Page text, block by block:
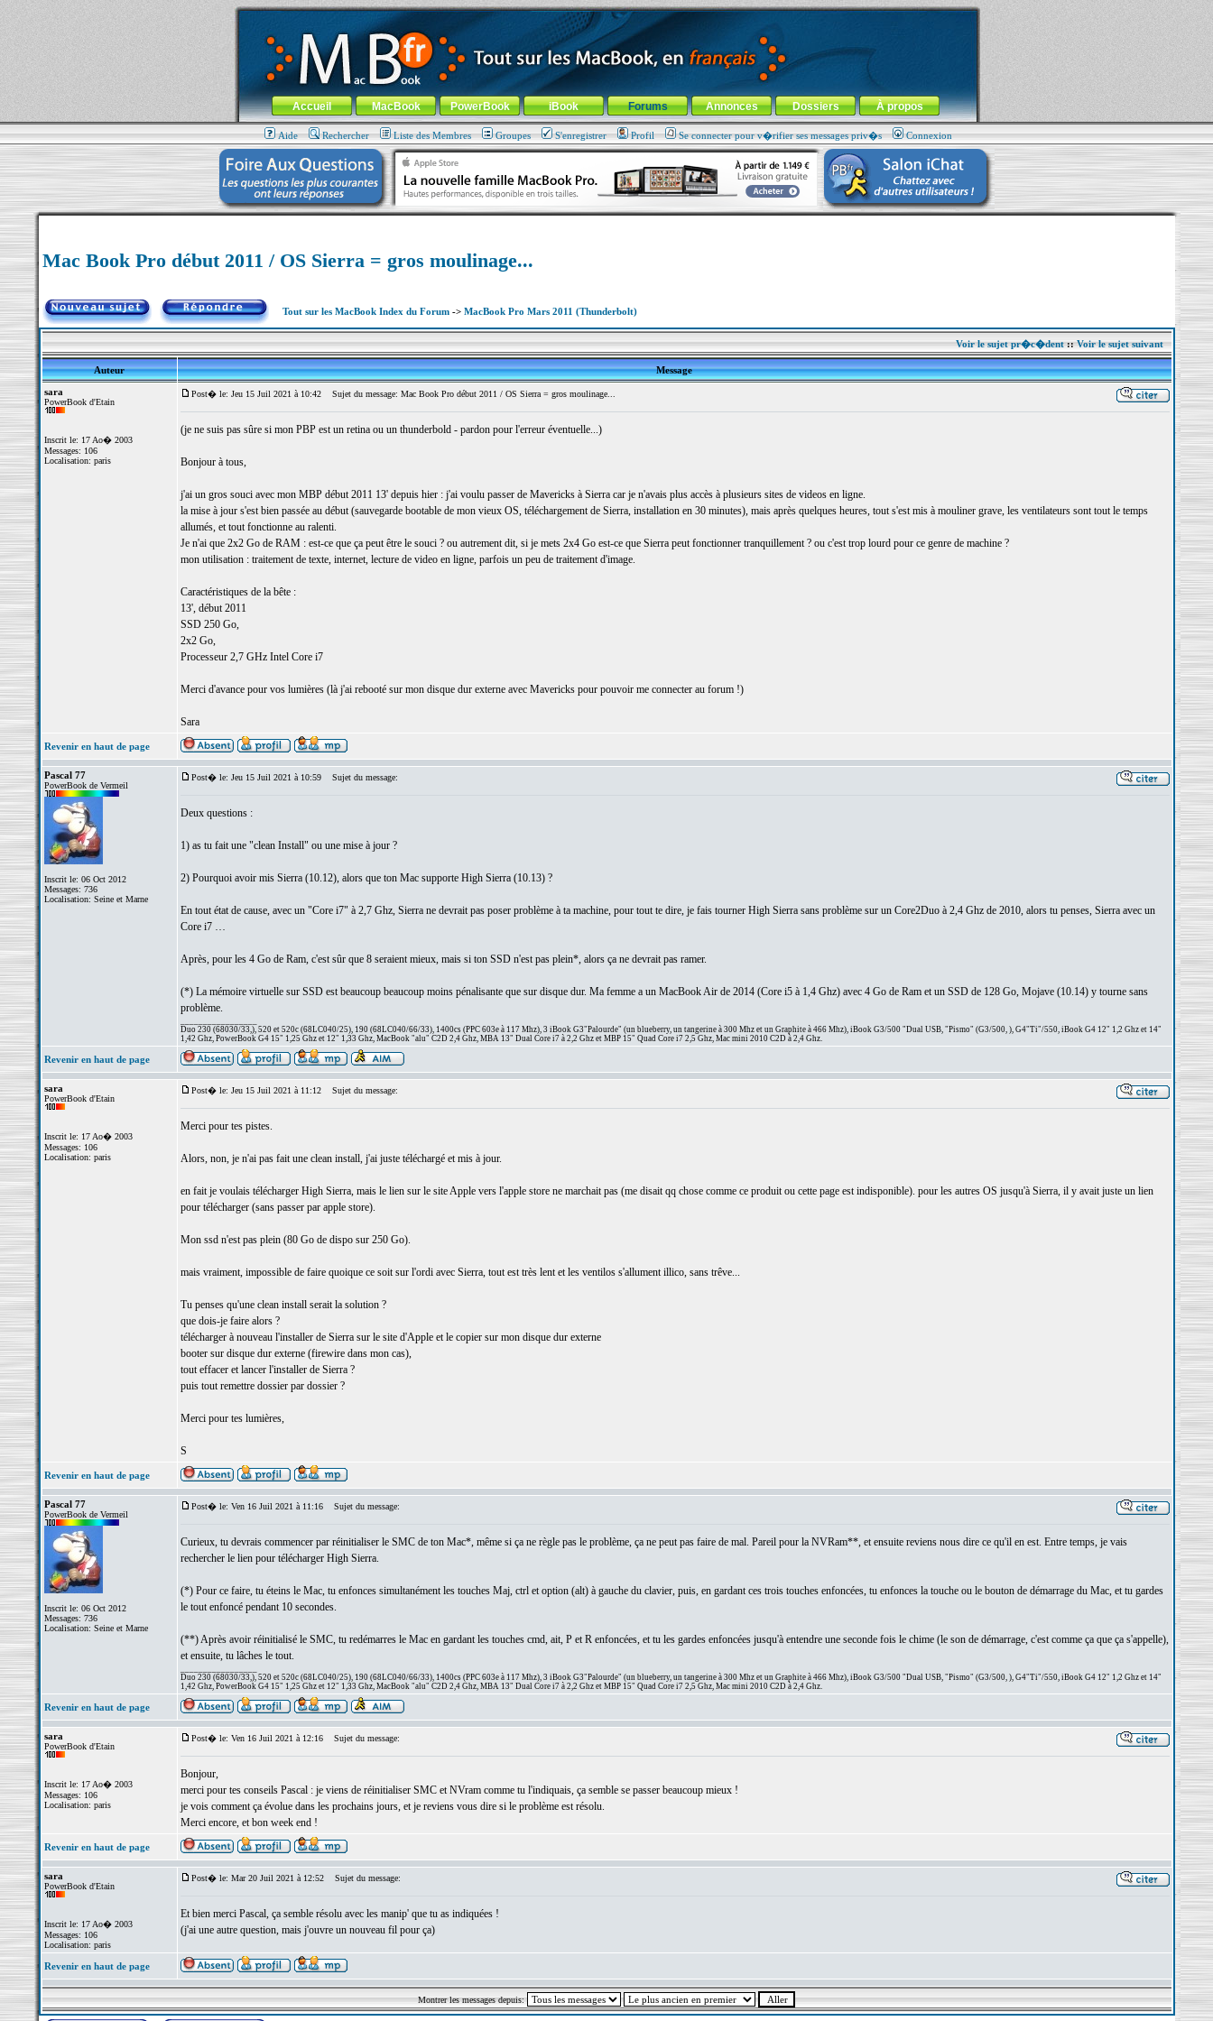
MacBook-fr.com : 100% Apple... 100% nomade !
Aller au contenu-Aller au menu général-Aller au menu de la rubrique
Menu général
Accueil MacBook PowerBook iBook Forums Annonces Dossiers À propos
Aide Rechercher Liste des Membres Groupes S'enregistrer Profil Se connecter pour v�rifier ses messages priv�s Connexion
Mac Book Pro début 2011 / OS Sierra = gros moulinage...
Tout sur les MacBook Index du Forum-> MacBook Pro Mars 2011 (Thunderbolt)
Voir le sujet pr�c�dent::Voir le sujet suivant
Auteur
Message
sara
PowerBook d'Etain
Inscrit le: 17 Ao� 2003
Messages: 106
Localisation: paris
Post� le: Jeu 15 Juil 2021 à 10:42 Sujet du message: Mac Book Pro début 2011 / OS Sierra = gros moulinage...
(je ne suis pas sûre si mon PBP est un retina ou un thunderbold - pardon pour l'erreur éventuelle...)
Bonjour à tous,
j'ai un gros souci avec mon MBP début 2011 13' depuis hier : j'ai voulu passer de Mavericks à Sierra car je n'avais plus accès à plusieurs sites de videos en ligne.
la mise à jour s'est bien passée au début (sauvegarde bootable de mon vieux OS, téléchargement de Sierra, installation en 30 minutes), mais après quelques heures, tout s'est mis à mouliner grave, les ventilateurs sont tout le temps
allumés, et tout fonctionne au ralenti.
Je n'ai que 2x2 Go de RAM : est-ce que ça peut être le souci ? ou autrement dit, si je mets 2x4 Go est-ce que Sierra peut fonctionner tranquillement ? ou c'est trop lourd pour ce genre de machine ?
mon utilisation : traitement de texte, internet, lecture de video en ligne, parfois un peu de traitement d'image.
Caractéristiques de la bête :
13', début 2011
SSD 250 Go,
2x2 Go,
Processeur 2,7 GHz Intel Core i7
Merci d'avance pour vos lumières (là j'ai rebooté sur mon disque dur externe avec Mavericks pour pouvoir me connecter au forum !)
Sara
Revenir en haut de page
Pascal 77
PowerBook de Vermeil
Inscrit le: 06 Oct 2012
Messages: 736
Localisation: Seine et Marne
Post� le: Jeu 15 Juil 2021 à 10:59 Sujet du message:
Deux questions :
1) as tu fait une "clean Install" ou une mise à jour ?
2) Pourquoi avoir mis Sierra (10.12), alors que ton Mac supporte High Sierra (10.13) ?
En tout état de cause, avec un "Core i7" à 2,7 Ghz, Sierra ne devrait pas poser problème à ta machine, pour tout te dire, je fais tourner High Sierra sans problème sur un Core2Duo à 2,4 Ghz de 2010, alors tu penses, Sierra avec un
Core i7 …
Après, pour les 4 Go de Ram, c'est sûr que 8 seraient mieux, mais si ton SSD n'est pas plein*, alors ça ne devrait pas ramer.
(*) La mémoire virtuelle sur SSD est beaucoup beaucoup moins pénalisante que sur disque dur. Ma femme a un MacBook Air de 2014 (Core i5 à 1,4 Ghz) avec 4 Go de Ram et un SSD de 128 Go, Mojave (10.14) y tourne sans
problème.
Duo 230 (68030/33,), 520 et 520c (68LC040/25), 190 (68LC040/66/33), 1400cs (PPC 603e à 117 Mhz), 3 iBook G3"Palourde" (un blueberry, un tangerine à 300 Mhz et un Graphite à 466 Mhz), iBook G3/500 "Dual USB, "Pismo" (G3/500, ), G4"Ti"/550, iBook G4 12" 1,2 Ghz et 14"
1,42 Ghz, PowerBook G4 15" 1,25 Ghz et 12" 1,33 Ghz, MacBook "alu" C2D 2,4 Ghz, MBA 13" Dual Core i7 à 2,2 Ghz et MBP 15" Quad Core i7 2,5 Ghz, Mac mini 2010 C2D à 2,4 Ghz.
Revenir en haut de page
sara
PowerBook d'Etain
Inscrit le: 17 Ao� 2003
Messages: 106
Localisation: paris
Post� le: Jeu 15 Juil 2021 à 11:12 Sujet du message:
Merci pour tes pistes.
Alors, non, je n'ai pas fait une clean install, j'ai juste téléchargé et mis à jour.
en fait je voulais télécharger High Sierra, mais le lien sur le site Apple vers l'apple store ne marchait pas (me disait qq chose comme ce produit ou cette page est indisponible). pour les autres OS jusqu'à Sierra, il y avait juste un lien
pour télécharger (sans passer par apple store).
Mon ssd n'est pas plein (80 Go de dispo sur 250 Go).
mais vraiment, impossible de faire quoique ce soit sur l'ordi avec Sierra, tout est très lent et les ventilos s'allument illico, sans trêve...
Tu penses qu'une clean install serait la solution ?
que dois-je faire alors ?
télécharger à nouveau l'installer de Sierra sur le site d'Apple et le copier sur mon disque dur externe
booter sur disque dur externe (firewire dans mon cas),
tout effacer et lancer l'installer de Sierra ?
puis tout remettre dossier par dossier ?
Merci pour tes lumières,
S
Revenir en haut de page
Pascal 77
PowerBook de Vermeil
Inscrit le: 06 Oct 2012
Messages: 736
Localisation: Seine et Marne
Post� le: Ven 16 Juil 2021 à 11:16 Sujet du message:
Curieux, tu devrais commencer par réinitialiser le SMC de ton Mac*, même si ça ne règle pas le problème, ça ne peut pas faire de mal. Pareil pour la NVRam**, et ensuite reviens nous dire ce qu'il en est. Entre temps, je vais
rechercher le lien pour télécharger High Sierra.
(*) Pour ce faire, tu éteins le Mac, tu enfonces simultanément les touches Maj, ctrl et option (alt) à gauche du clavier, puis, en gardant ces trois touches enfoncées, tu enfonces la touche ou le bouton de démarrage du Mac, et tu gardes
le tout enfoncé pendant 10 secondes.
(**) Après avoir réinitialisé le SMC, tu redémarres le Mac en gardant les touches cmd, ait, P et R enfoncées, et tu les gardes enfoncées jusqu'à entendre une seconde fois le chime (le son de démarrage, c'est comme ça que ça s'appelle),
et ensuite, tu lâches le tout.
Duo 230 (68030/33,), 520 et 520c (68LC040/25), 190 (68LC040/66/33), 1400cs (PPC 603e à 117 Mhz), 3 iBook G3"Palourde" (un blueberry, un tangerine à 300 Mhz et un Graphite à 466 Mhz), iBook G3/500 "Dual USB, "Pismo" (G3/500, ), G4"Ti"/550, iBook G4 12" 1,2 Ghz et 14"
1,42 Ghz, PowerBook G4 15" 1,25 Ghz et 12" 1,33 Ghz, MacBook "alu" C2D 2,4 Ghz, MBA 13" Dual Core i7 à 2,2 Ghz et MBP 15" Quad Core i7 2,5 Ghz, Mac mini 2010 C2D à 2,4 Ghz.
Revenir en haut de page
sara
PowerBook d'Etain
Inscrit le: 17 Ao� 2003
Messages: 106
Localisation: paris
Post� le: Ven 16 Juil 2021 à 12:16 Sujet du message:
Bonjour,
merci pour tes conseils Pascal : je viens de réinitialiser SMC et NVram comme tu l'indiquais, ça semble se passer beaucoup mieux !
je vois comment ça évolue dans les prochains jours, et je reviens vous dire si le problème est résolu.
Merci encore, et bon week end !
Revenir en haut de page
sara
PowerBook d'Etain
Inscrit le: 17 Ao� 2003
Messages: 106
Localisation: paris
Post� le: Mar 20 Juil 2021 à 12:52 Sujet du message:
Et bien merci Pascal, ça semble résolu avec les manip' que tu as indiquées !
(j'ai une autre question, mais j'ouvre un nouveau fil pour ça)
Revenir en haut de page
Montrer les messages depuis: